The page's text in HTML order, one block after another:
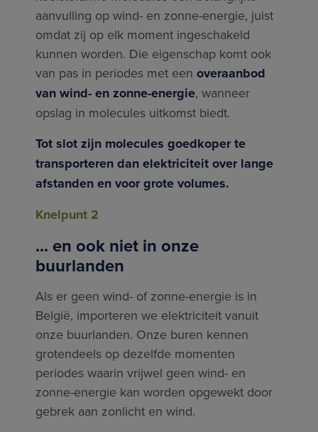
aanvulling op wind- en zonne-energie, juist
omdat zij op elk moment ingeschakeld
kunnen worden. Die eigenschap komt ook
van pas in periodes met een overaanbod
van wind- en zonne-energie, wanneer
opslag in molecules uitkomst biedt.
Tot slot zijn molecules goedkoper te
transporteren dan elektriciteit over lange
afstanden en voor grote volumes.
Knelpunt 2
... en ook niet in onze
buurlanden
Als er geen wind- of zonne-energie is in
België, importeren we elektriciteit vanuit
onze buurlanden. Onze buren kennen
grotendeels op dezelfde momenten
periodes waarin vrijwel geen wind- en
zonne-energie kan worden opgewekt door
gebrek aan zonlicht en wind.